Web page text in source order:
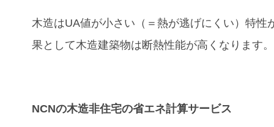
木造はUA値が小さい（＝熱が逃げにくい）特性
果として木造建築物は断熱性能が高くなります。
NCNの木造非住宅の省エネ計算サービス